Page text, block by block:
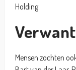
Holding.
Verwant
Mensen zochten